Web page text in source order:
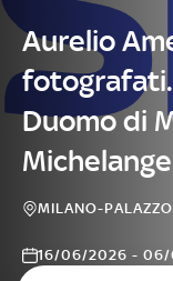
Aurelio
fotografati.
Duomo di
MILANO-PALAZZO
16/06/2026 -